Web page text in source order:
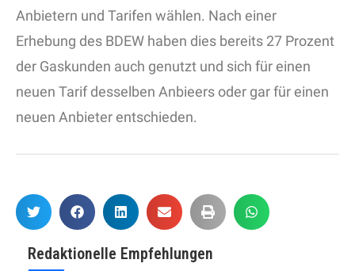
Anbietern und Tarifen wählen. Nach einer
Erhebung des BDEW haben dies bereits 27 Prozent
der Gaskunden auch genutzt und sich für einen
neuen Tarif desselben Anbieers oder gar für einen
neuen Anbieter entschieden.
Redaktionelle Empfehlungen